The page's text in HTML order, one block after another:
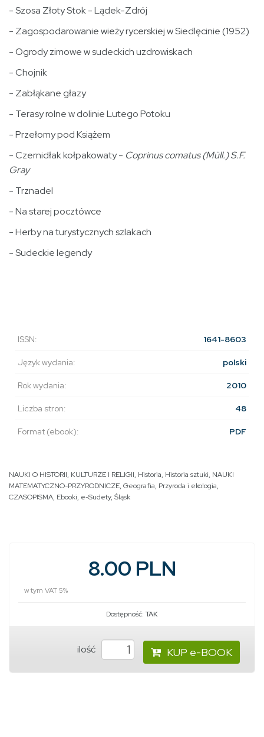
- Szosa Złoty Stok - Lądek-Zdrój
- Zagospodarowanie wieży rycerskiej w Siedlęcinie (1952)
- Ogrody zimowe w sudeckich uzdrowiskach
- Chojnik
- Zabłąkane głazy
- Terasy rolne w dolinie Lutego Potoku
- Przełomy pod Książem
- Czernidłak kołpakowaty - Coprinus comatus (Müll.) S.F.
Gray
- Trznadel
- Na starej pocztówce
- Herby na turystycznych szlakach
- Sudeckie legendy
ISSN: 1641-8603
Język wydania: polski
Rok wydania: 2010
Liczba stron: 48
Format (ebook): PDF
NAUKI O HISTORII, KULTURZE I RELIGII, Historia, Historia sztuki, NAUKI
MATEMATYCZNO-PRZYRODNICZE, Geografia, Przyroda i ekologia,
CZASOPISMA, Ebooki, e-Sudety, Śląsk
8.00 PLN
w tym VAT 5%
Dostępność: TAK
ilość KUP e-BOOK